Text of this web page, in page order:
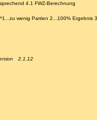
4.1 FWZ-Berechnung
wenig Partien 2...100% Ergebnis
2.1.12